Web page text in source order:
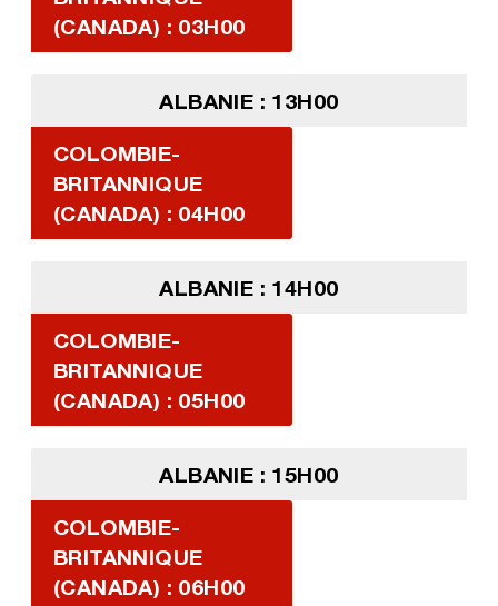
(CANADA) : 03H00
ALBANIE : 13H00
COLOMBIE-
BRITANNIQUE
(CANADA) : 04H00
ALBANIE : 14H00
COLOMBIE-
BRITANNIQUE
(CANADA) : 05H00
ALBANIE : 15H00
COLOMBIE-
BRITANNIQUE
(CANADA) : 06H00